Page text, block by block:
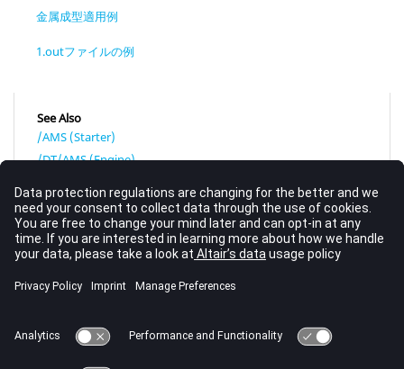
金属成型適用例
1.outファイルの例
See Also
/AMS (Starter)
/DT/AMS (Engine)